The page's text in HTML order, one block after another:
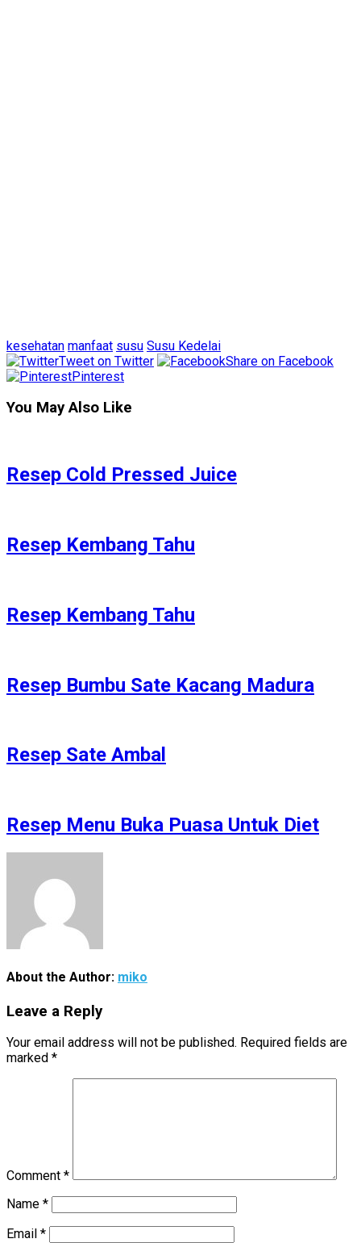
kesehatan manfaat susu Susu Kedelai
Tweet on Twitter
Share on Facebook
Pinterest
You May Also Like
Resep Cold Pressed Juice
Resep Kembang Tahu
Resep Kembang Tahu
Resep Bumbu Sate Kacang Madura
Resep Sate Ambal
Resep Menu Buka Puasa Untuk Diet
About the Author: miko
Leave a Reply
Your email address will not be published. Required fields are
marked *
Comment *
Name *
Email *